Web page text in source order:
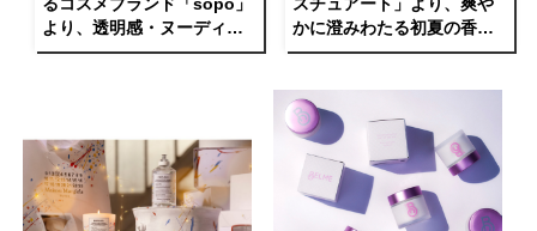
より、透明感・ヌーディ
ー・⾎⾊感を引き出す新作
かに澄みわたる初夏の香り
のブルーハイドレンジアの